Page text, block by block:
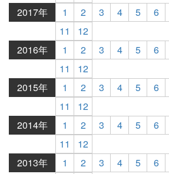
2017年
1 2 3 4 5 6
11
12
2016年
1 2 3 4 5 6
11
12
2015年
1 2 3 4 5 6
11
12
2014年
1 2 3 4 5 6
11
12
2013年
1 2 3 4 5 6